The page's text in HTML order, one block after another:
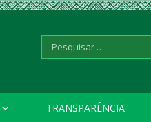
Pesquisar
TRANSPARÊNCIA